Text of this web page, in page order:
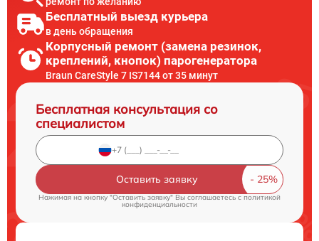
Бесплатный выезд курьера
в день обращения
Корпусный ремонт (замена резинок,
креплений, кнопок) парогенератора
Braun CareStyle 7 IS7144 от 35 минут
Бесплатная консультация со
специалистом
Оставить заявку
Нажимая на кнопку "Оставить заявку" Вы соглашаетесь cполитикой
конфиденциальности